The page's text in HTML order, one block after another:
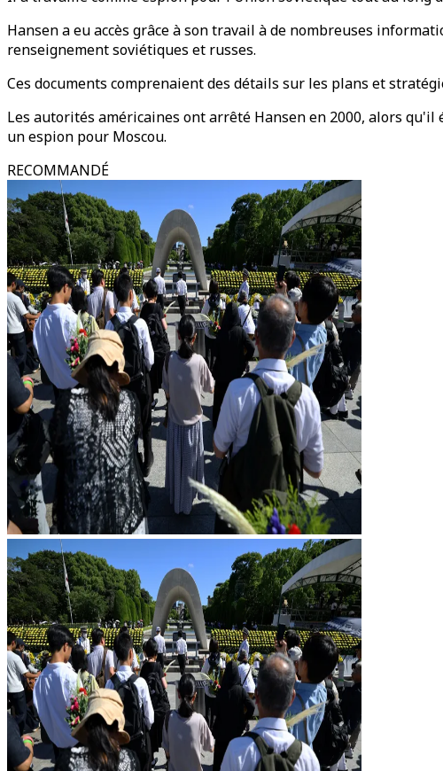
Hansen a eu accès grâce à son travail à de nombreuses
renseignement soviétiques et russes.
Ces documents comprenaient des détails sur les plans et
Les autorités américaines ont arrêté Hansen en 2000, alors
un espion pour Moscou.
RECOMMANDÉ